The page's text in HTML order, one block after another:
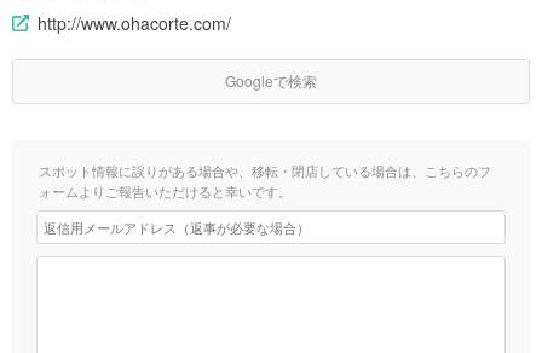
http://www.ohacorte.com/
Googleで検索
スポット情報に誤りがある場合や、移転・閉店している場合は、こちらのフ
ォームよりご報告いただけると幸いです。